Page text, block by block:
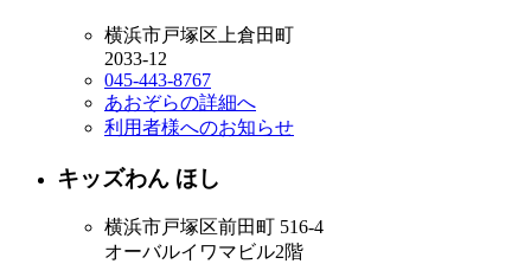
横浜市戸塚区上倉田町
2033-12
045-443-8767
あおぞらの詳細へ
利用者様へのお知らせ
キッズわん ほし
横浜市戸塚区前田町 516-4
オーバルイワマビル2階